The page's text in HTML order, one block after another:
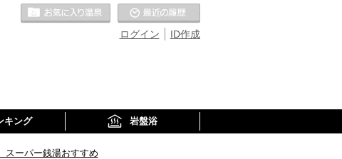
ID作成
ログイン
お気に入りの温泉
キング 岩盤浴
スーパー銭湯おすすめ